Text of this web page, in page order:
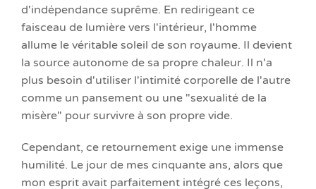
d'indépendance suprême. En redirigeant ce
faisceau de lumière vers l'intérieur, l'homme
allume le véritable soleil de son royaume. Il devient
la source autonome de sa propre chaleur. Il n'a
plus besoin d'utiliser l'intimité corporelle de l'autre
comme un pansement ou une "sexualité de la
misère" pour survivre à son propre vide.
Cependant, ce retournement exige une immense
humilité. Le jour de mes cinquante ans, alors que
mon esprit avait parfaitement intégré ces leçons,